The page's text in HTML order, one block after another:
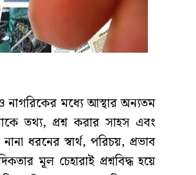
নাগরিকের মধ্যে আস্থার অন্যতম
তথ্য, প্রশ্ন করার সাহস এবং
ধরনের স্বার্থ, পরিচয়, প্রভাব
মূল চেহারাই প্রশ্নবিদ্ধ হয়ে